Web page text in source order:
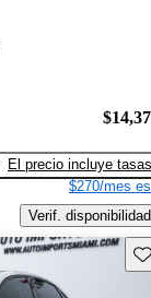
El precio incluye tasas
$270/mes
Verif. disponibilidad